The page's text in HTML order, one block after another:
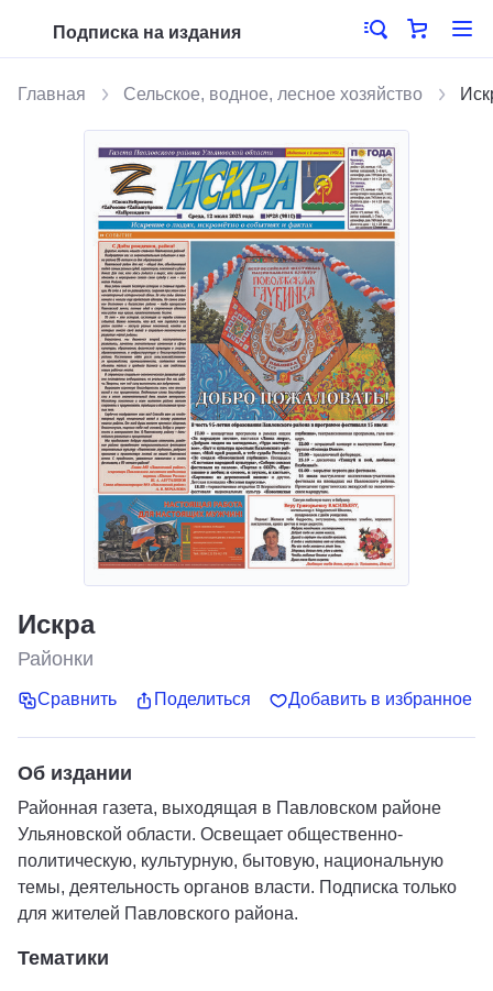
Подписка на издания
Главная Сельское, водное, лесное хозяйство
Искра
Районки
Сравнить Поделиться Добавить в избранное
Об издании
Районная газета, выходящая в Павловском районе
Ульяновской области. Освещает общественно-
политическую, культурную, бытовую, национальную
темы, деятельность органов власти. Подписка только
для жителей Павловского района.
Тематики